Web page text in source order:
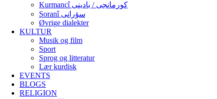
Kurmancî کورمانجی / بادینی
Soranî سۆرانی
Øvrige dialekter
KULTUR
Musik og film
Sport
Sprog og litteratur
Lær kurdisk
EVENTS
BLOGS
RELIGION